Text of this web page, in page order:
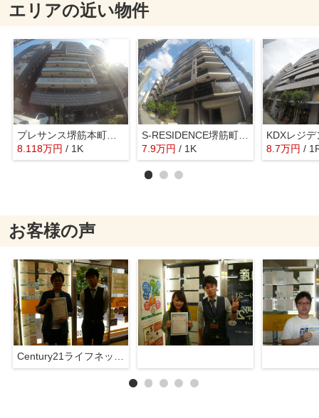
エリアの近い物件
プレサンス堺筋本町ディスティニー
8.118万円 / 1K
S-RESIDENCE堺筋町Uno
7.9万円 / 1K
KDXレジ
8.7万円 /
お客様の声